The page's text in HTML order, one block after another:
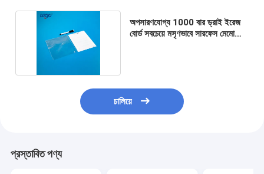
অপসারণযোগ্য 1000 বার ড্রাই ইরেজ
বোর্ড সবচেয়ে মসৃণভাবে সারফেস মেমো
চালিয়ে
প্রস্তাবিত পণ্য